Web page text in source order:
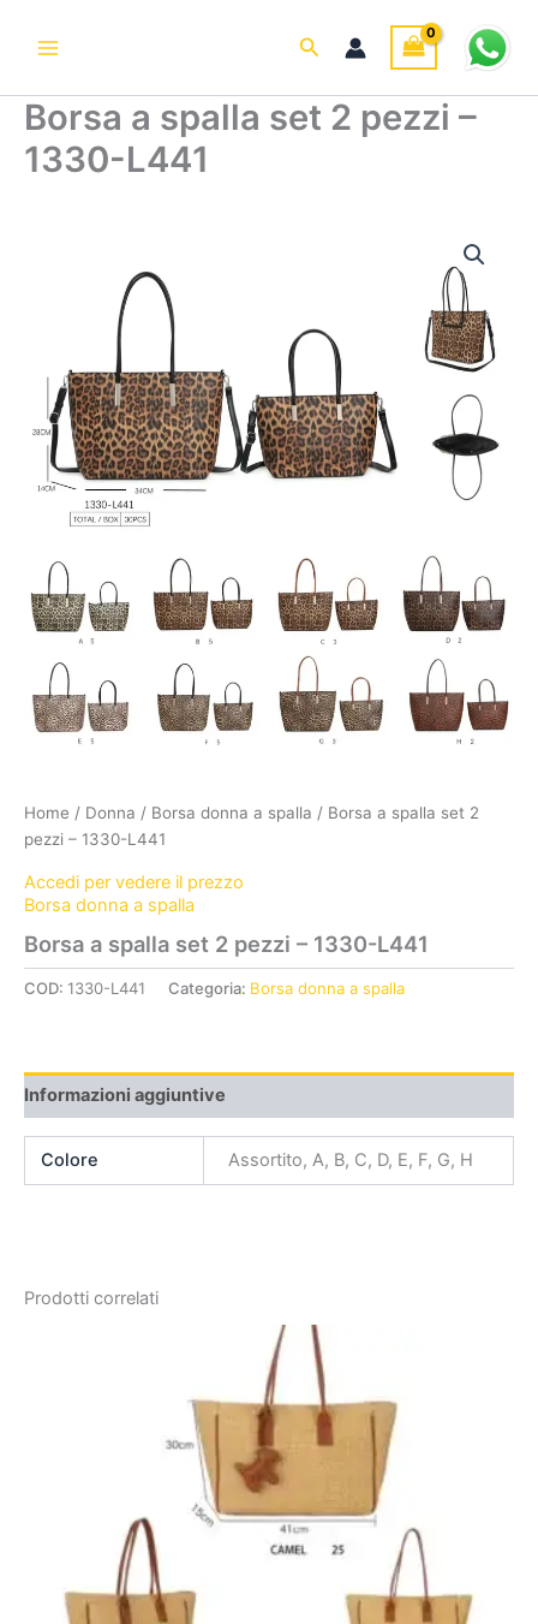
Cerca
Borsa a spalla set 2 pezzi –
1330-L441
Home / Donna / Borsa donna a spalla / Borsa a spalla set 2
pezzi – 1330-L441
Accedi per vedere il prezzo
Borsa donna a spalla
Borsa a spalla set 2 pezzi – 1330-L441
COD: 1330-L441 Categoria: Borsa donna a spalla
Informazioni aggiuntive
Colore Assortito, A, B, C, D, E, F, G, H
Prodotti correlati